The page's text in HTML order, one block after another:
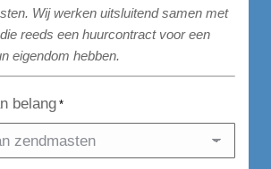
Wij werken uitsluitend samen met
reeds een huurcontract voor een
eigendom hebben.
belang *